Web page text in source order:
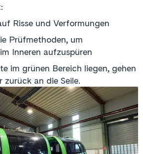
Risse und Verformungen
Prüfmethoden, um
Inneren aufzuspüren
im grünen Bereich liegen, gehen
zurück an die Seile.